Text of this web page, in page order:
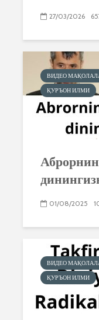
27/03/2026
ВИДЕО
ҚУРЪОН ИЛМИ
01/08/2025
ВИДЕО
ҚУРЪОН ИЛМИ